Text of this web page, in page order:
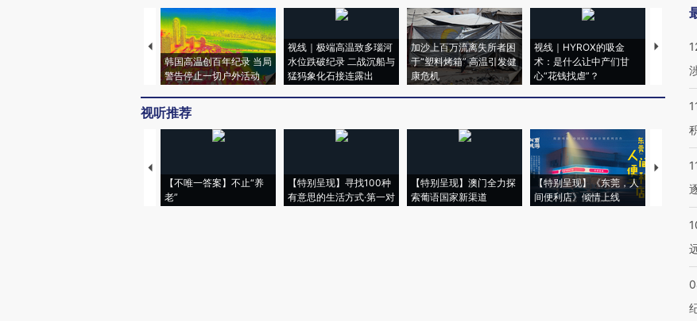
韩国高温创百年纪录 当局
警告停止一切户外活动
视线｜极端高温致多瑙河
水位跌破纪录 二战沉船与
猛犸象化石接连露出
加沙上百万流离失所者困
于“塑料烤箱” 高温引发健
康危机
视线｜HYROX的吸金
术：是什么让中产们甘
心“花钱找虐”？
马航飞
视听推荐
【不唯一答案】不止“养
老”
【特别呈现】寻找100种
有意思的生活方式·第一对
【特别呈现】澳门全力探
索葡语国家新渠道
【特别呈现】《东莞，人
间便利店》倾情上线
【推广
会，让